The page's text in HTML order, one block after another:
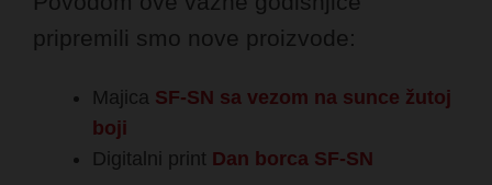
pripremili smo nove proizvode:
Majica SF-SN sa vezom na sunce žutoj
boji
Digitalni print Dan borca SF-SN